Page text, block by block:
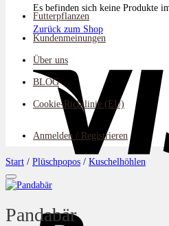
Es befinden sich keine Produkte
Zurück zum Shop
Futterpflanzen
Kundenmeinungen
Über uns
BLOG
Cookie-Richtlinie (EU)
Anmelden / Registrieren
Start / Plüschpopos / Kuschelhöhlen
Pandabär